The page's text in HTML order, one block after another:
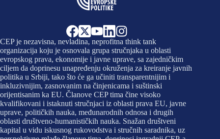
CEP je nezavisna, nevladina, neprofitna think tank
organizacija koju je osnovala grupa stručnjaka u oblasti
evropskog prava, ekonomije i javne uprave, sa zajedničkim
ciljem da doprinesu unapređenju okruženja za kreiranje javnih
politika u Srbiji, tako što će ga učiniti transparentnijim i
inkluzivnijim, zasnovanim na činjenicama i suštinski
orijentisanim ka EU. Članove CEP tima čine visoko
kvalifikovani i istaknuti stručnjaci iz oblasti prava EU, javne
uprave, političkih nauka, međunarodnih odnosa i drugih
oblasti društveno-humanističkih nauka. Snažan društveni
kapital u vidu iskusnog rukovodstva i stručnih saradnika, uz